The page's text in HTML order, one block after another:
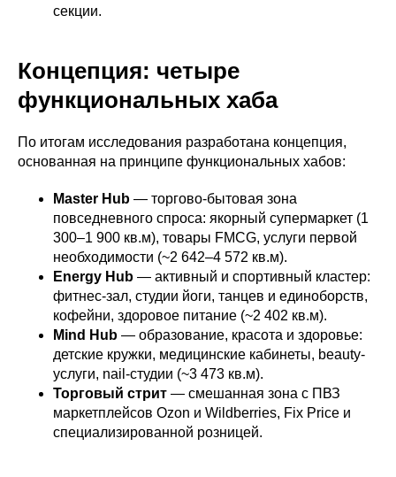
секции.
Концепция: четыре
функциональных хаба
По итогам исследования разработана концепция,
основанная на принципе функциональных хабов:
Master Hub — торгово-бытовая зона
повседневного спроса: якорный супермаркет (1
300–1 900 кв.м), товары FMCG, услуги первой
необходимости (~2 642–4 572 кв.м).
Energy Hub — активный и спортивный кластер:
фитнес-зал, студии йоги, танцев и единоборств,
кофейни, здоровое питание (~2 402 кв.м).
Mind Hub — образование, красота и здоровье:
детские кружки, медицинские кабинеты, beauty-
услуги, nail-студии (~3 473 кв.м).
Торговый стрит — смешанная зона с ПВЗ
маркетплейсов Ozon и Wildberries, Fix Price и
специализированной розницей.